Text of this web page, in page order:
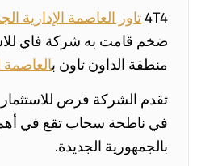
4T4تاور العاصمة الإدارية
ضخم قامت به شركة فاي
منطقة الداون تاون بالعاصمة
تقدم الشركة فرص
في ناطحة سحاب تقع في أهم
بالجمهورية الجديدة.